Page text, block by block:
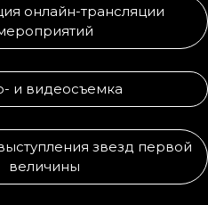
онлайн-трансляции
и видеосъемка
звезд первой
величины